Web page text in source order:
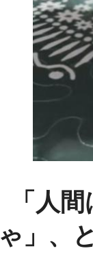
「人
ゃ」、